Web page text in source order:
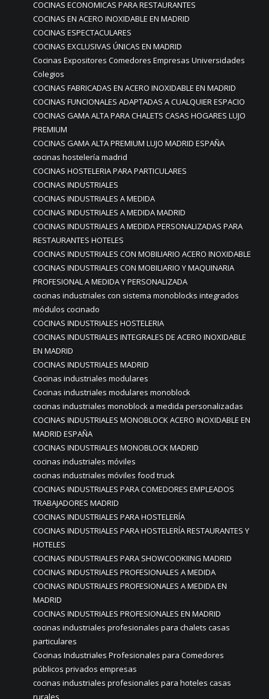
COCINAS ECONOMICAS PARA RESTAURANTES
COCINAS EN ACERO INOXIDABLE EN MADRID
COCINAS ESPECTACULARES
COCINAS EXCLUSIVAS ÚNICAS EN MADRID
Cocinas Expositores Comedores Empresas Universidades
Colegios
COCINAS FABRICADAS EN ACERO INOXIDABLE EN MADRID
COCINAS FUNCIONALES ADAPTADAS A CUALQUIER ESPACIO
COCINAS GAMA ALTA PARA CHALETS CASAS HOGARES LUJO
PREMIUM
COCINAS GAMA ALTA PREMIUM LUJO MADRID ESPAÑA
cocinas hostelería madrid
COCINAS HOSTELERIA PARA PARTICULARES
COCINAS INDUSTRIALES
COCINAS INDUSTRIALES A MEDIDA
COCINAS INDUSTRIALES A MEDIDA MADRID
COCINAS INDUSTRIALES A MEDIDA PERSONALIZADAS PARA
RESTAURANTES HOTELES
COCINAS INDUSTRIALES CON MOBILIARIO ACERO INOXIDABLE
COCINAS INDUSTRIALES CON MOBILIARIO Y MAQUINARIA
PROFESIONAL A MEDIDA Y PERSONALIZADA
cocinas industriales con sistema monoblocks integrados
módulos cocinado
COCINAS INDUSTRIALES HOSTELERIA
COCINAS INDUSTRIALES INTEGRALES DE ACERO INOXIDABLE
EN MADRID
COCINAS INDUSTRIALES MADRID
Cocinas industriales modulares
Cocinas industriales modulares monoblock
cocinas industriales monoblock a medida personalizadas
COCINAS INDUSTRIALES MONOBLOCK ACERO INOXIDABLE EN
MADRID ESPAÑA
COCINAS INDUSTRIALES MONOBLOCK MADRID
cocinas industriales móviles
cocinas industriales móviles food truck
COCINAS INDUSTRIALES PARA COMEDORES EMPLEADOS
TRABAJADORES MADRID
COCINAS INDUSTRIALES PARA HOSTELERÍA
COCINAS INDUSTRIALES PARA HOSTELERÍA RESTAURANTES Y
HOTELES
COCINAS INDUSTRIALES PARA SHOWCOOKIING MADRID
COCINAS INDUSTRIALES PROFESIONALES A MEDIDA
COCINAS INDUSTRIALES PROFESIONALES A MEDIDA EN
MADRID
COCINAS INDUSTRIALES PROFESIONALES EN MADRID
cocinas industriales profesionales para chalets casas
particulares
Cocinas Industriales Profesionales para Comedores
públicos privados empresas
cocinas industriales profesionales para hoteles casas
rurales